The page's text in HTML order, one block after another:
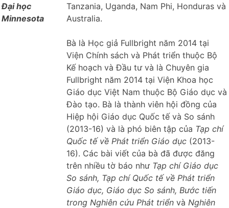
Đại học
Minnesota
Tanzania, Uganda, Nam Phi, Honduras và
Australia.
Bà là Học giả Fullbright năm 2014 tại
Viện Chính sách và Phát triển thuộc Bộ
Kế hoạch và Đầu tư và là Chuyên gia
Fullbright năm 2014 tại Viện Khoa học
Giáo dục Việt Nam thuộc Bộ Giáo dục và
Đào tạo. Bà là thành viên hội đồng của
Hiệp hội Giáo dục Quốc tế và So sánh
(2013-16) và là phó biên tập của Tạp chí
Quốc tế về Phát triển Giáo dục (2013-
16). Các bài viết của bà đã được đăng
trên nhiều tờ báo như Tạp chí Giáo dục
So sánh, Tạp chí Quốc tế về Phát triển
Giáo dục, Giáo dục So sánh, Bước tiến
trong Nghiên cứu Phát triển và Nghiên